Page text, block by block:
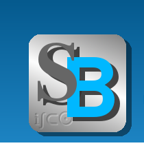
navigation